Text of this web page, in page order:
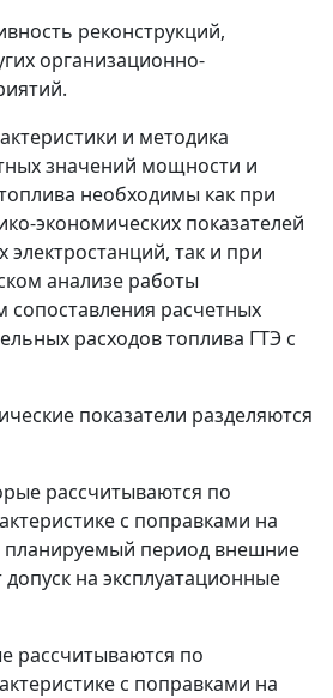
реконструкций,
организационно-
и методика
значений мощности и
необходимы как при
экономических показателей
электростанций, так и при
анализе работы
сопоставления расчетных
расходов топлива ГТЭ с
показатели разделяются
рассчитываются по
с поправками на
планируемый период внешние
на эксплуатационные
рассчитываются по
с поправками на